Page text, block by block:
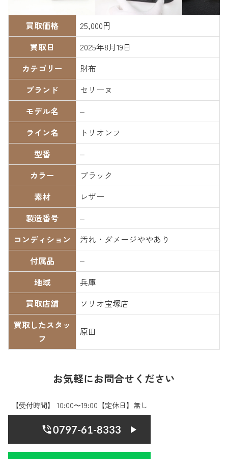
買取価格
25,000円
買取日
2025年8月19日
カテゴリー
財布
ブランド
セリーヌ
モデル名
–
ライン名
トリオンフ
型番
–
カラー
ブラック
素材
レザー
製造番号
–
コンディション
汚れ・ダメージややあり
付属品
–
地域
兵庫
買取店舗
ソリオ宝塚店
買取したスタッ
フ
原田
お気軽にお問合せください
【受付時間】 10:00〜19:00【定休日】無し
0797-61-8333